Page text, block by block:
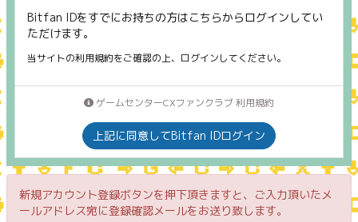
Bitfan IDをすでにお持ちの方はこちらからログインしてい
ただけます。
当サイトの利用規約をご確認の上、ログインしてください。
ゲームセンターCXファンクラブ 利用規約
上記に同意してBitfan IDログイン
新規アカウント登録ボタンを押下頂きますと、ご入力頂いたメ
ールアドレス宛に登録確認メールをお送り致します。